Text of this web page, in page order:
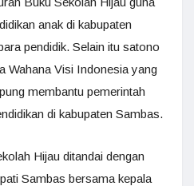
anak di kabupaten
pendidik. Selain itu satono
Wahana Visi Indonesia yang
membantu pemerintah
di kabupaten Sambas.
Hijau ditandai dengan
Sambas bersama kepala